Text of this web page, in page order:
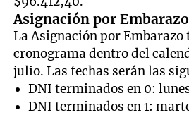
Asignación por Embarazo
La Asignación por
cronograma dentro del
julio. Las fechas serán las
DNI terminados en 0:
DNI terminados en 1: